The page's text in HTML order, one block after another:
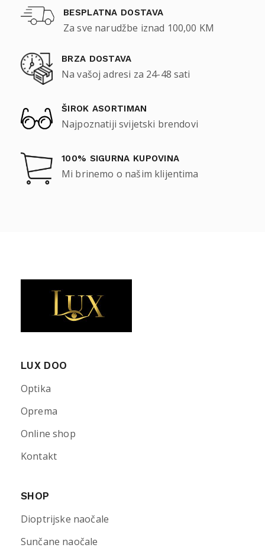
BESPLATNA DOSTAVA
Za sve narudžbe iznad 100,00 KM
BRZA DOSTAVA
Na vašoj adresi za 24-48 sati
ŠIROK ASORTIMAN
Najpoznatiji svijetski brendovi
100% SIGURNA KUPOVINA
Mi brinemo o našim klijentima
LUX DOO
Optika
Oprema
Online shop
Kontakt
SHOP
Dioptrijske naočale
Sunčane naočale